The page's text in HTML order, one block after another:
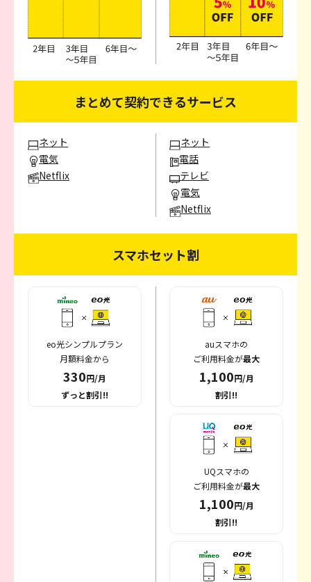
まとめて契約できるサービス
ネット
電気
Netflix
ネット
電話
テレビ
電気
Netflix
スマホセット割
eo光シンプルプラン
月額料金から
330円/月
ずっと割引!!
auスマホの
ご利用料金が最大
1,100円/月
割引!!
UQスマホの
ご利用料金が最大
1,100円/月
割引!!